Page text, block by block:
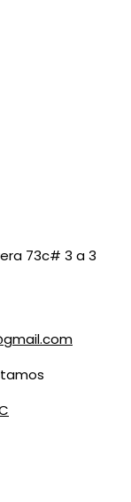
73c# 3 a 3